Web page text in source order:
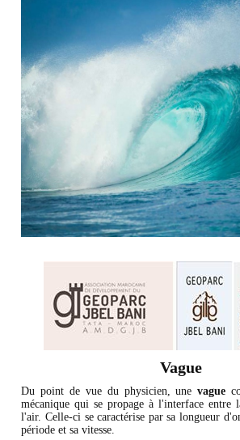
Vague
Du point de vue du physicien, unevague
mécanique qui se propage à l'interface entre
l'air. Celle-ci se caractérise par sa longueur
période et sa vitesse.